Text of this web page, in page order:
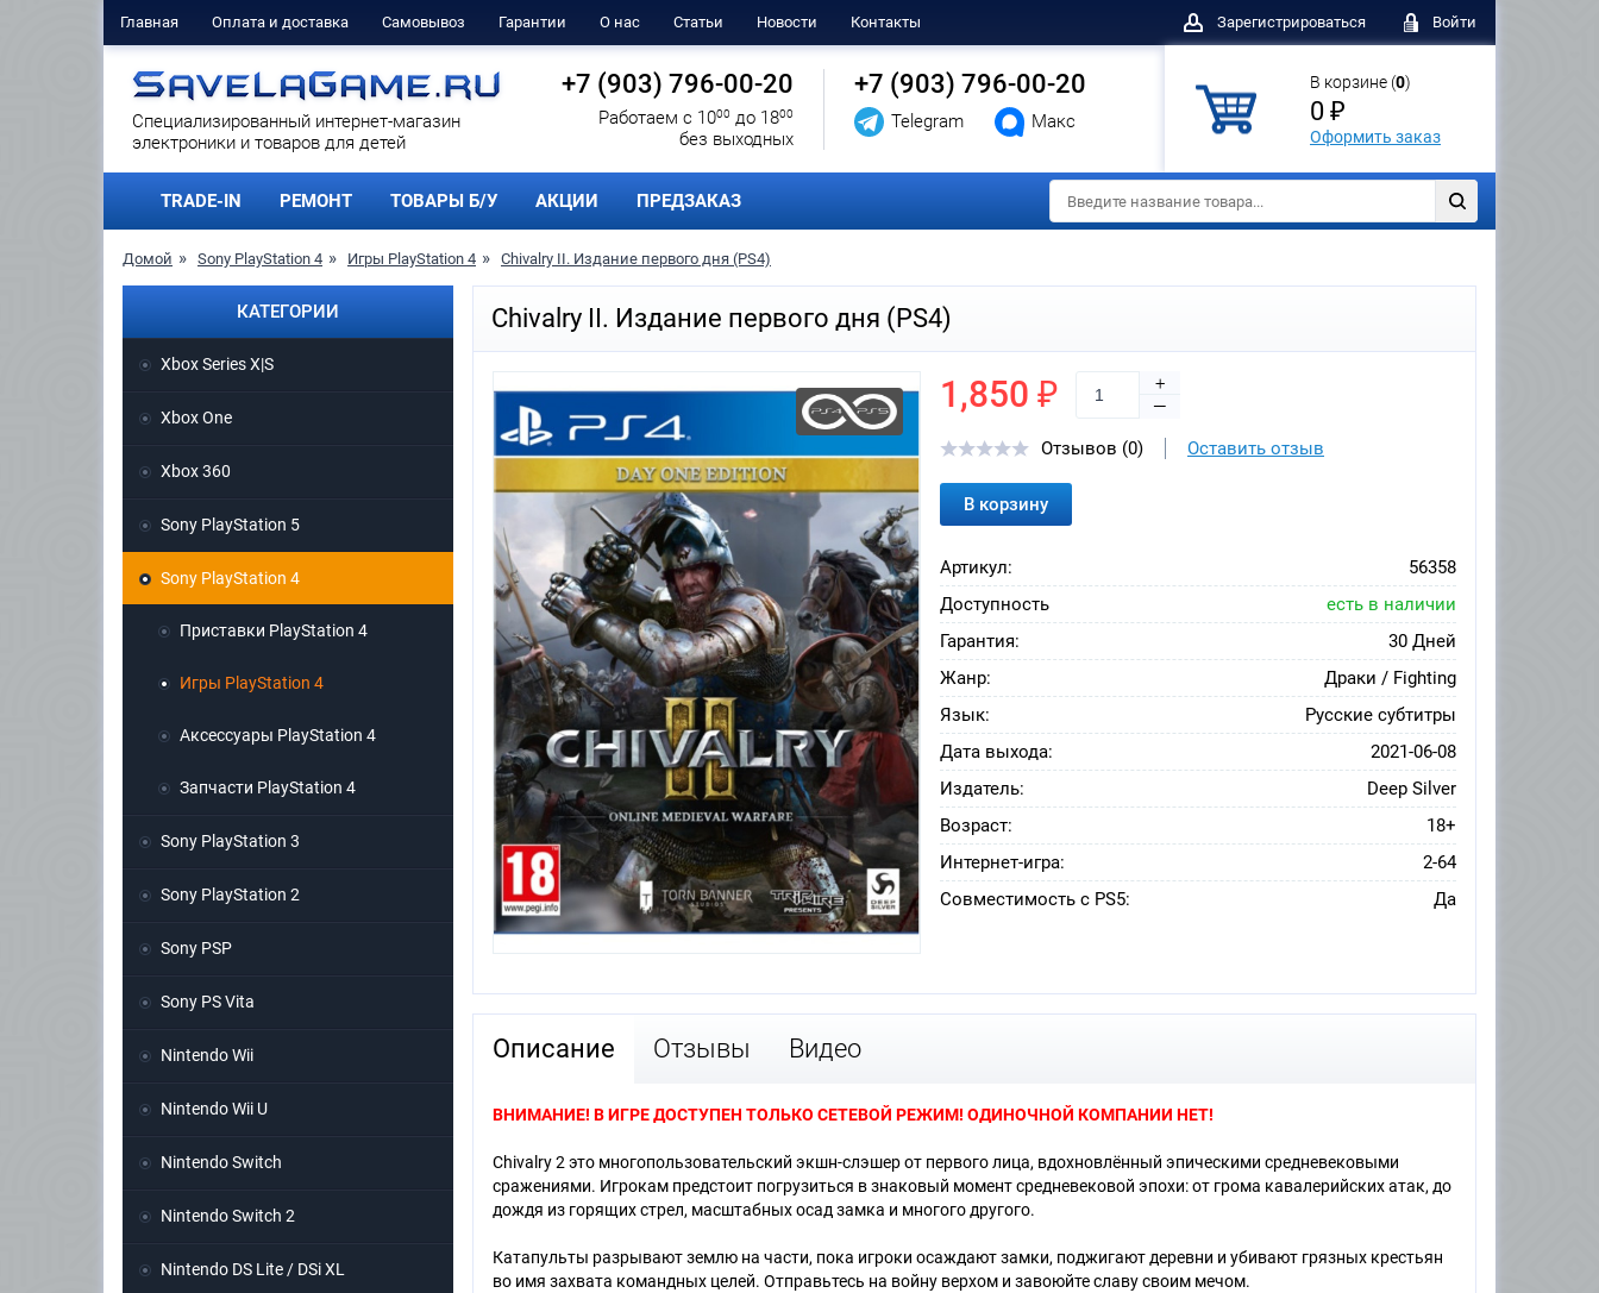
Главная Оплата и доставка Самовывоз Гарантии О нас Статьи Новости Контакты Зарегистрироваться Войти
Cпециализированный интернет-магазин
электроники и товаров для детей
+7 (903) 796-00-20
Работаем с 1000 до 1800
без выходных
+7 (903) 796-00-20
Telegram Макс
В корзине (0)
0 ₽
Оформить заказ
TRADE-IN РЕМОНТ ТОВАРЫ Б/У АКЦИИ ПРЕДЗАКАЗ
Домой Sony PlayStation 4 Игры PlayStation 4 Chivalry II. Издание первого дня (PS4)
Chivalry II. Издание первого дня (PS4)
1,850 ₽
+
—
Отзывов (0)
Оставить отзыв
В корзину
Артикул:
56358
Доступность
есть в наличии
Гарантия:
30 Дней
Жанр:
Драки / Fighting
Язык:
Русские субтитры
Дата выхода:
2021-06-08
Издатель:
Deep Silver
Возраст:
18+
Интернет-игра:
2-64
Совместимость с PS5:
Да
Описание Отзывы Видео
ВНИМАНИЕ! В ИГРЕ ДОСТУПЕН ТОЛЬКО СЕТЕВОЙ РЕЖИМ! ОДИНОЧНОЙ КОМПАНИИ НЕТ!
Chivalry 2 это многопользовательский экшн-слэшер от первого лица, вдохновлённый эпическими средневековыми
сражениями. Игрокам предстоит погрузиться в знаковый момент средневековой эпохи: от грома кавалерийских атак, до
дождя из горящих стрел, масштабных осад замка и многого другого.
Катапульты разрывают землю на части, пока игроки осаждают замки, поджигают деревни и убивают грязных крестьян
во имя захвата командных целей. Отправьтесь на войну верхом и завоюйте славу своим мечом.
КАТЕГОРИИ
Xbox Series X|S
Xbox One
Xbox 360
Sony PlayStation 5
Sony PlayStation 4
Приставки PlayStation 4
Игры PlayStation 4
Аксессуары PlayStation 4
Запчасти PlayStation 4
Sony PlayStation 3
Sony PlayStation 2
Sony PSP
Sony PS Vita
Nintendo Wii
Nintendo Wii U
Nintendo Switch
Nintendo Switch 2
Nintendo DS Lite / DSi XL